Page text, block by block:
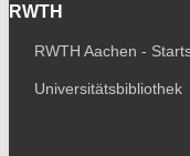
RWTH
RWTH Aachen -
Universitätsbibliothek